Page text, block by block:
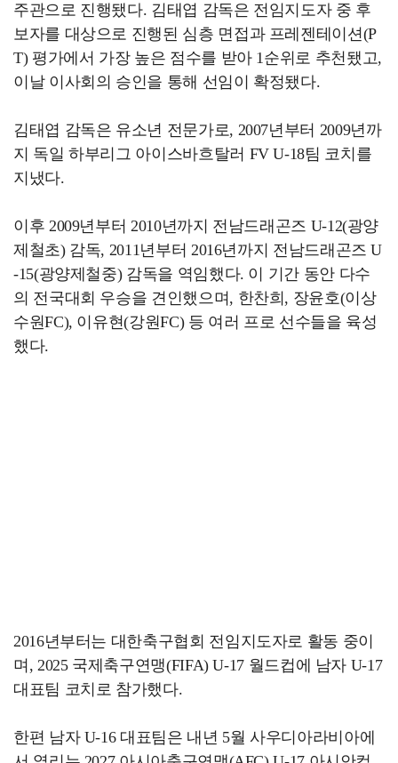
주관으로 진행됐다. 김태엽 감독은 전임지도자 중 후
보자를 대상으로 진행된 심층 면접과 프레젠테이션(P
T) 평가에서 가장 높은 점수를 받아 1순위로 추천됐고,
이날 이사회의 승인을 통해 선임이 확정됐다.
김태엽 감독은 유소년 전문가로, 2007년부터 2009년까
지 독일 하부리그 아이스바흐탈러 FV U-18팀 코치를
지냈다.
이후 2009년부터 2010년까지 전남드래곤즈 U-12(광양
제철초) 감독, 2011년부터 2016년까지 전남드래곤즈 U
-15(광양제철중) 감독을 역임했다. 이 기간 동안 다수
의 전국대회 우승을 견인했으며, 한찬희, 장윤호(이상
수원FC), 이유현(강원FC) 등 여러 프로 선수들을 육성
했다.
2016년부터는 대한축구협회 전임지도자로 활동 중이
며, 2025 국제축구연맹(FIFA) U-17 월드컵에 남자 U-17
대표팀 코치로 참가했다.
한편 남자 U-16 대표팀은 내년 5월 사우디아라비아에